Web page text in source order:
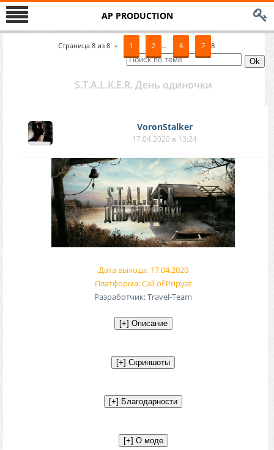
AP PRODUCTION
Страница 8из 8 « 1 2 … 6 7 8
S.T.A.L.K.E.R. День одиночки
VoronStalker
17.04.2020 в 13:24
Дата выхода: 17.04.2020
Платформа: Call of Pripyat
Разработчик: Travel-Team